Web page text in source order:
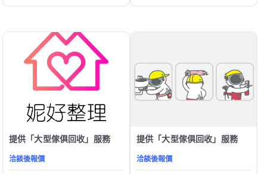
提供「大型傢俱回收」服務
洽談後報價
提供「大型傢俱回收」服務
洽談後報價